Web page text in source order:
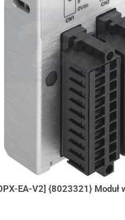
EA-V2] {8023321} Moduł